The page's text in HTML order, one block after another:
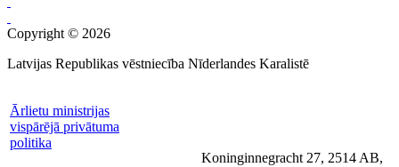
Copyright © 2026
Latvijas Republikas vēstniecība Nīderlandes Karalistē
Ārlietu ministrijas
vispārējā privātuma
politika
Koninginnegracht 27, 2514 AB,